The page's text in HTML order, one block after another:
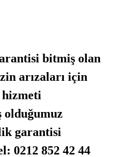
bitmiş olan
arızaları için
olduğumuz
garantisi
0212 852 42 44